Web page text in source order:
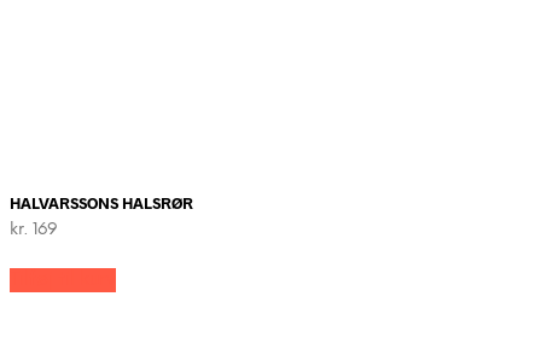
HALVARSSONS HALSRØR
kr. 169